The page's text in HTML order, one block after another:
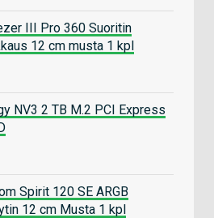
III Pro 360 Suoritin
12 cm musta 1 kpl
NV3 2 TB M.2 PCI Express
Spirit 120 SE ARGB
12 cm Musta 1 kpl